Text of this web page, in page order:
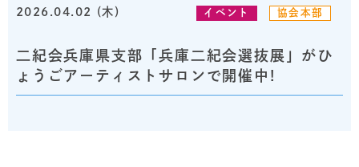
2026.04.02 (木) イベント 協会本部
二紀会兵庫県支部「兵庫二紀会選抜展」がひ
ょうごアーティストサロンで開催中!